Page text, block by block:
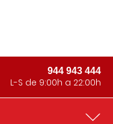
944 943 444
L-S de 9:00h a 22:00h